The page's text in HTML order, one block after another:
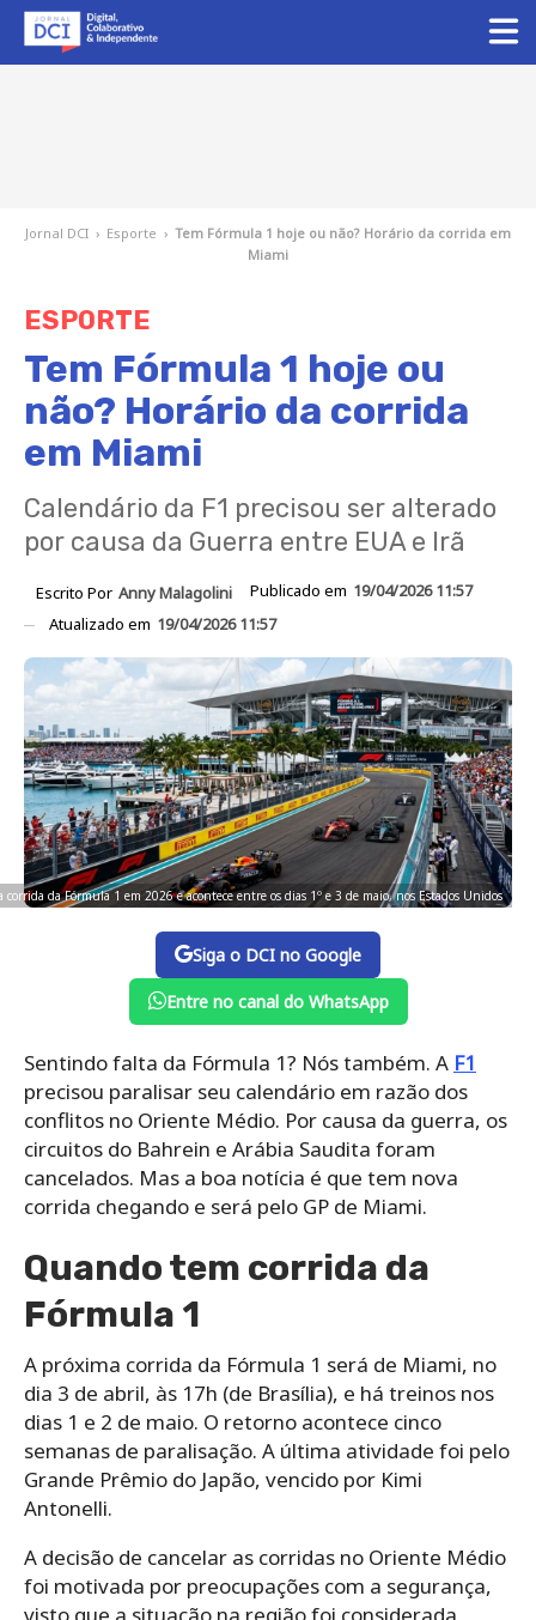
Jornal DCI › Esporte › Tem Fórmula 1 hoje ou não? Horário da corrida em
Miami
ESPORTE
Tem Fórmula 1 hoje ou
não? Horário da corrida
em Miami
Calendário da F1 precisou ser alterado
por causa da Guerra entre EUA e Irã
Escrito Por Anny Malagolini Publicado em 19/04/2026 11:57
Atualizado em 19/04/2026 11:57
da Fórmula 1 em 2026 e acontece entre os dias 1º e 3 de maio, nos Estados Unidos
Siga o DCI no Google
Entre no canal do WhatsApp
Sentindo falta da Fórmula 1? Nós também. A F1
precisou paralisar seu calendário em razão dos
conflitos no Oriente Médio. Por causa da guerra, os
circuitos do Bahrein e Arábia Saudita foram
cancelados. Mas a boa notícia é que tem nova
corrida chegando e será pelo GP de Miami.
Quando tem corrida da
Fórmula 1
A próxima corrida da Fórmula 1 será de Miami, no
dia 3 de abril, às 17h (de Brasília), e há treinos nos
dias 1 e 2 de maio. O retorno acontece cinco
semanas de paralisação. A última atividade foi pelo
Grande Prêmio do Japão, vencido por Kimi
Antonelli.
A decisão de cancelar as corridas no Oriente Médio
foi motivada por preocupações com a segurança,